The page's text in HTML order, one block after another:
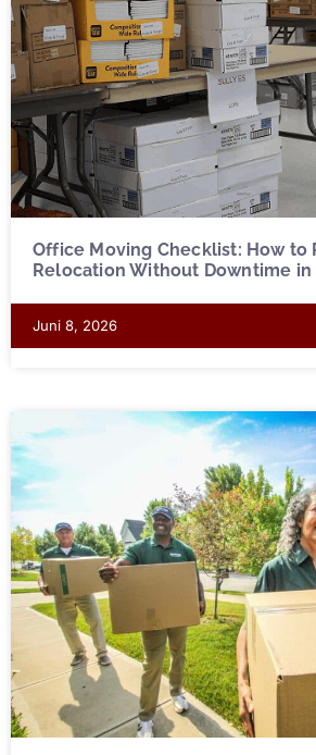
Office Moving Checklist: How to
Relocation Without Downtime in
Juni 8, 2026